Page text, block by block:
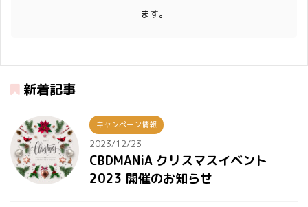
ます。
新着記事
キャンペーン情報
2023/12/23
CBDMANiA クリスマスイベント
2023 開催のお知らせ